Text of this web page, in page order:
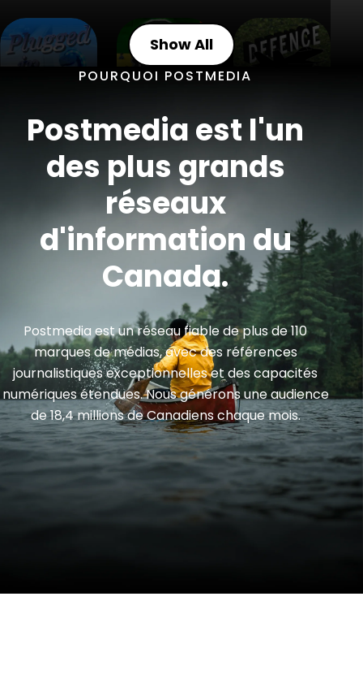
Plugged In She's Gone Defence Watch
Show All
POURQUOI POSTMEDIA
Postmedia est l'un
des plus grands
réseaux
d'information du
Canada.
Postmedia est un réseau fiable de plus de 110
marques de médias, avec des références
journalistiques exceptionnelles et des capacités
numériques étendues. Nous générons une audience
de 18,4 millions de Canadiens chaque mois.